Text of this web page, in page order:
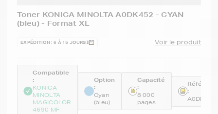
Toner KONICA MINOLTA A0DK452 - CYAN
(bleu) - Format XL
EXPÉDITION : 6 À 15 JOURS Voir le produit
Compatible
:
KONICA
MINOLTA
MAGICOLOR
4690 MF
Option
:
Cyan
(bleu)
Capacité
:
8 000
pages
:
A0DK452